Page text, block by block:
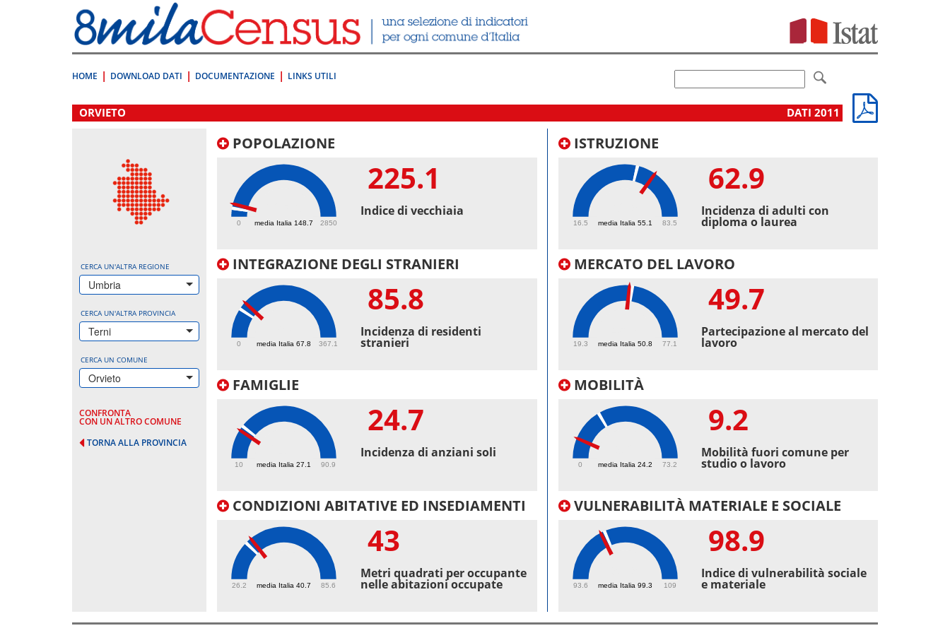
direttamente
a:
Contenuto
HOME DOWNLOAD DATI DOCUMENTAZIONE LINKS UTILI
.
ORVIETO DATI 2011
CERCA UN'ALTRA REGIONE
Umbria
CERCA UN'ALTRA PROVINCIA
Terni
CERCA UN COMUNE
Orvieto
CONFRONTA
CON UN ALTRO COMUNE
TORNA ALLA PROVINCIA
POPOLAZIONE
media Italia 148.7
0 2850
225.1
Indice di vecchiaia
INTEGRAZIONE DEGLI STRANIERI
media Italia 67.8
0 367.1
85.8
Incidenza di residenti
stranieri
FAMIGLIE
media Italia 27.1
10 90.9
24.7
Incidenza di anziani soli
CONDIZIONI ABITATIVE ED INSEDIAMENTI
media Italia 40.7
26.2 85.6
43
Metri quadrati per occupante
nelle abitazioni occupate
ISTRUZIONE
media Italia 55.1
16.5 83.5
62.9
Incidenza di adulti con
diploma o laurea
MERCATO DEL LAVORO
media Italia 50.8
19.3 77.1
49.7
Partecipazione al mercato del
lavoro
MOBILITÀ
media Italia 24.2
0 73.2
9.2
Mobilità fuori comune per
studio o lavoro
VULNERABILITÀ MATERIALE E SOCIALE
media Italia 99.3
93.6 109
98.9
Indice di vulnerabilità sociale
e materiale